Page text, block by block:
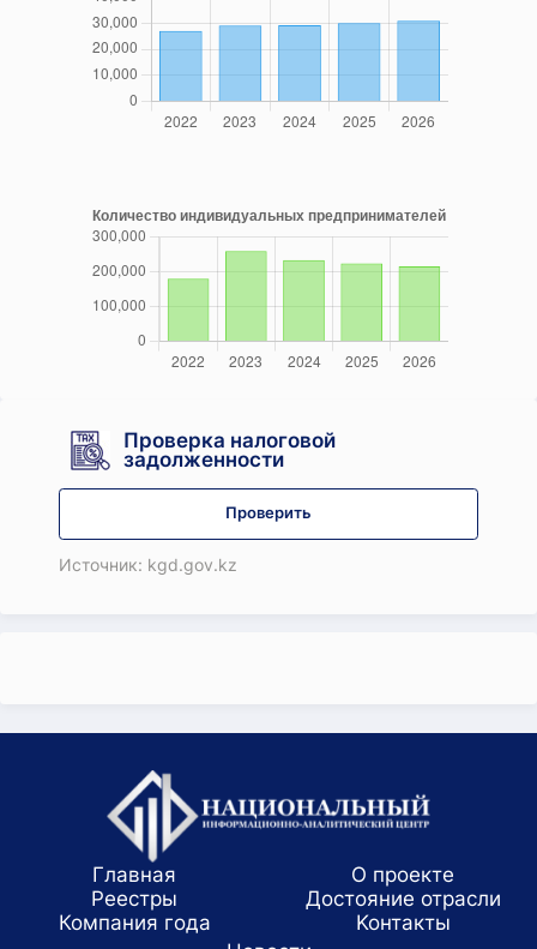
Проверка налоговой
задолженности
Проверить
Источник: kgd.gov.kz
Главная
О проекте
Реестры
Достояние отрасли
Компания года
Koнтaкты